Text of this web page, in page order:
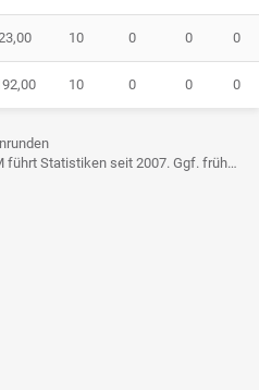
10 0 0 0
10 0 0 0
Ggf. frühere Daten sind derzeit noch nicht berücksichtigt.